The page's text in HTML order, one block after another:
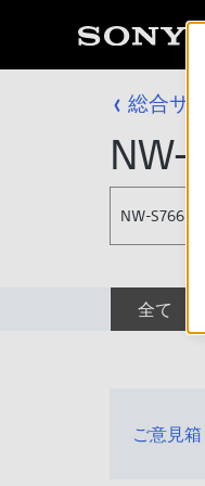
総合サ
NW-
NW-S766
全て
ご意見